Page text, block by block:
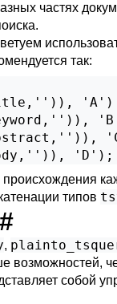
частях
так:
'A')
'D');
происхождения
типов
#
,
возможностей,
собой